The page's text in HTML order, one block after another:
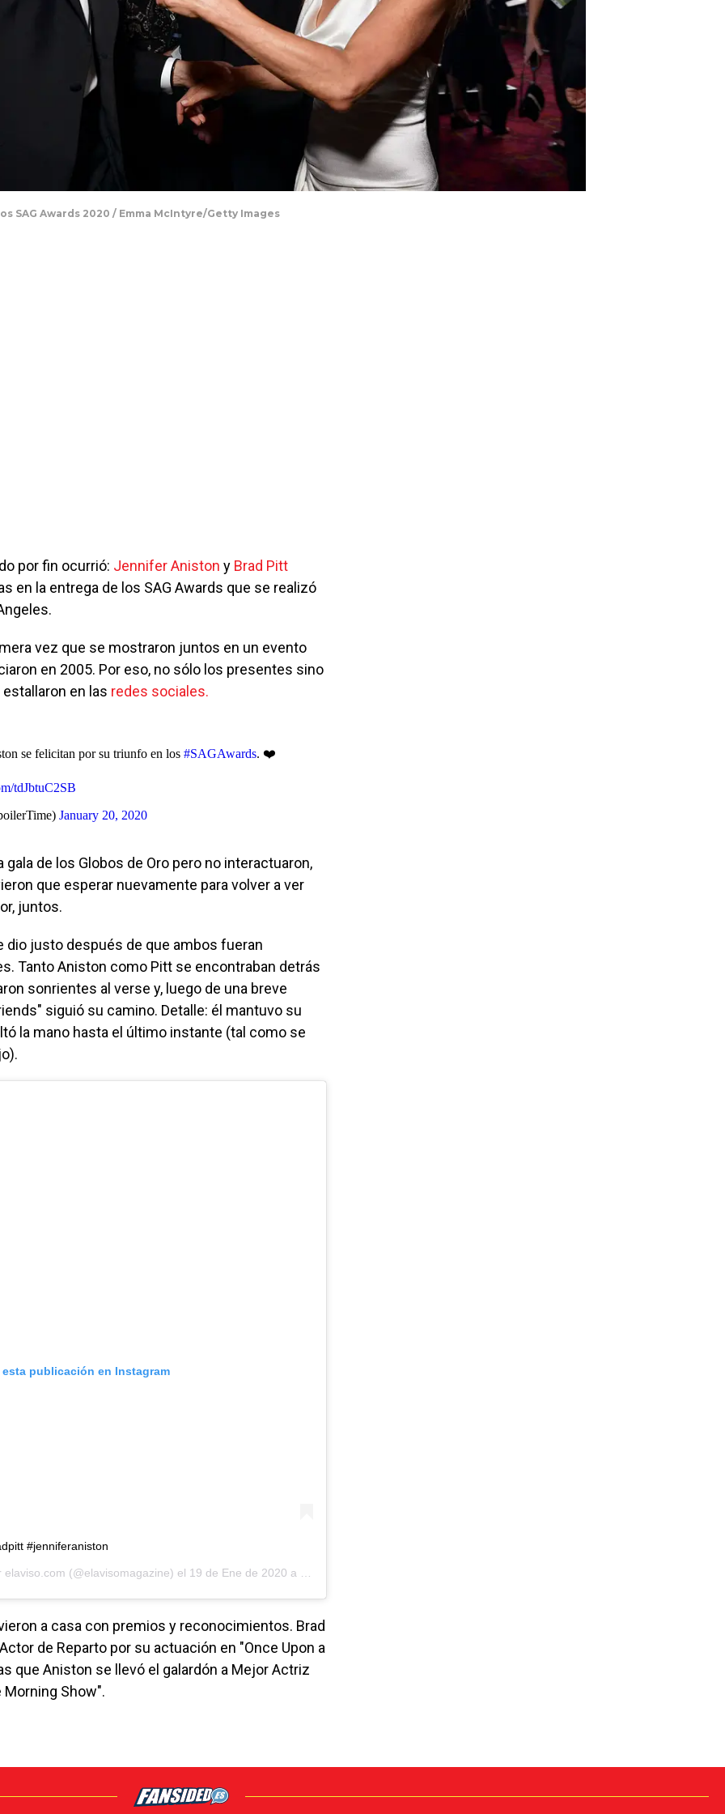
SAG Awards 2020 / Emma McIntyre/Getty Images
por fin ocurrió: Jennifer Aniston y Brad Pitt
en la entrega de los SAG Awards que se realizó
vez que se mostraron juntos en un evento
en 2005. Por eso, no sólo los presentes sino
en las redes sociales.
se felicitan por su triunfo en los #SAGAwards. ❤️
tdJbtuC2SB
January 20, 2020
de los Globos de Oro pero no interactuaron,
que esperar nuevamente para volver a ver
juntos.
dio justo después de que ambos fueran
Tanto Aniston como Pitt se encontraban detrás
sonrientes al verse y, luego de una breve
siguió su camino. Detalle: él mantuvo su
la mano hasta el último instante (tal como se
esta publicación en Instagram
#jenniferaniston
elaviso.com (@elavisomagazine) el 19 de Ene de 2020 a las 9:14 PST
a casa con premios y reconocimientos. Brad
de Reparto por su actuación en "Once Upon a
que Aniston se llevó el galardón a Mejor Actriz
Show".